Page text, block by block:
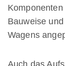
Bauweise
Wagens